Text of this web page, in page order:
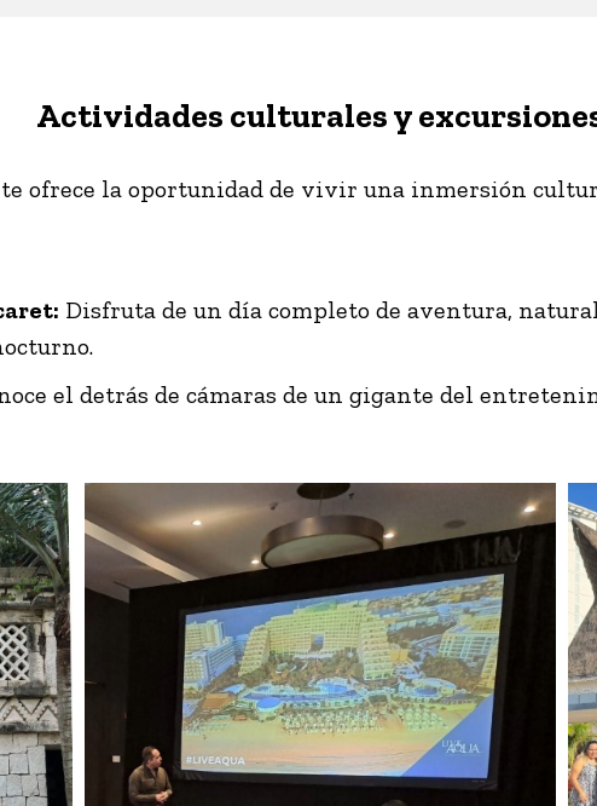
Actividades culturales y
te ofrece la oportunidad de vivir una inmersión
Disfruta de un día completo de aventura,
el detrás de cámaras de un gigante del